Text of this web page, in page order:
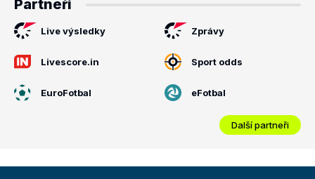
Partneři
Live výsledky Zprávy
Livescore.in Sport odds
EuroFotbal eFotbal
Další partneři